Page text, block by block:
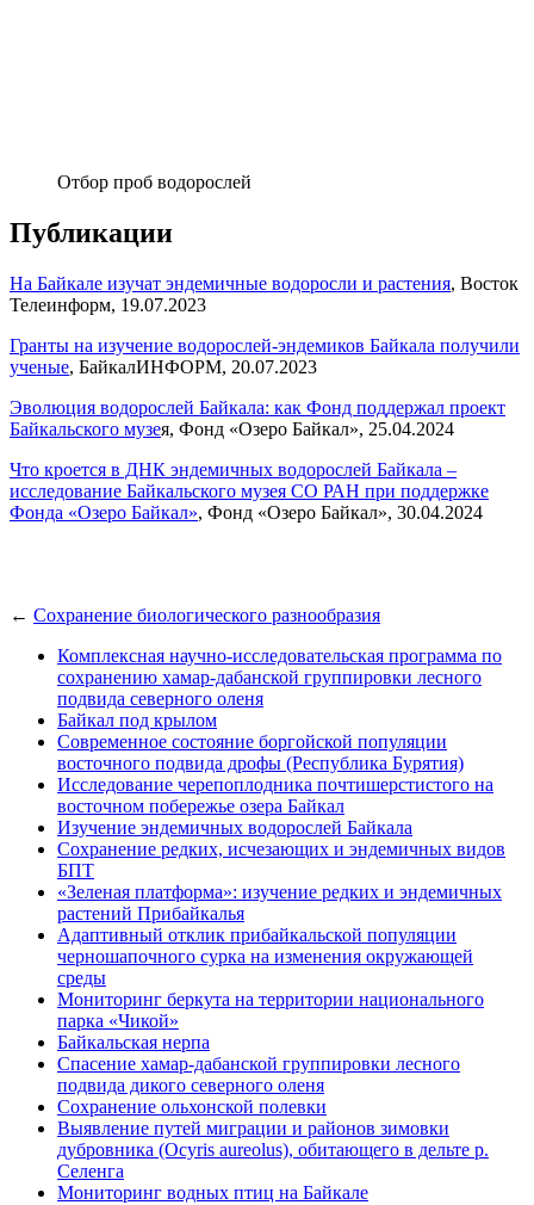
Отбор проб водорослей
Публикации
На Байкале изучат эндемичные водоросли и растения, Восток
Телеинформ, 19.07.2023
Гранты на изучение водорослей-эндемиков Байкала получили
ученые, БайкалИНФОРМ, 20.07.2023
Эволюция водорослей Байкала: как Фонд поддержал проект
Байкальского музея, Фонд «Озеро Байкал», 25.04.2024
Что кроется в ДНК эндемичных водорослей Байкала –
исследование Байкальского музея СО РАН при поддержке
Фонда «Озеро Байкал», Фонд «Озеро Байкал», 30.04.2024
← Сохранение биологического разнообразия
Комплексная научно-исследовательская программа по
сохранению хамар-дабанской группировки лесного
подвида северного оленя
Байкал под крылом
Современное состояние боргойской популяции
восточного подвида дрофы (Республика Бурятия)
Исследование черепоплодника почтишерстистого на
восточном побережье озера Байкал
Изучение эндемичных водорослей Байкала
Сохранение редких, исчезающих и эндемичных видов
БПТ
«Зеленая платформа»: изучение редких и эндемичных
растений Прибайкалья
Адаптивный отклик прибайкальской популяции
черношапочного сурка на изменения окружающей
среды
Мониторинг беркута на территории национального
парка «Чикой»
Байкальская нерпа
Спасение хамар-дабанской группировки лесного
подвида дикого северного оленя
Сохранение ольхонской полевки
Выявление путей миграции и районов зимовки
дубровника (Ocyris aureolus), обитающего в дельте р.
Селенга
Мониторинг водных птиц на Байкале